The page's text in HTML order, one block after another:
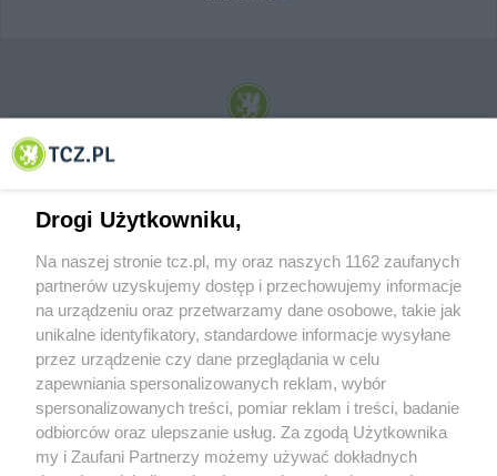
© 2001-2026 Tczew - TCZ.PL Sp. z o.o. Internetowy Serwis Informacyjny Miasta
O FIRMIE POLITYKA PRYWATNOŚCI HOSTING
REKLAMA WSPÓŁPRACA RSS FACEBOOK KONTAKT
Nasze serwisy
Drogi Użytkowniku,
Na naszej stronie tcz.pl, my oraz naszych 1162 zaufanych
partnerów uzyskujemy dostęp i przechowujemy informacje
na urządzeniu oraz przetwarzamy dane osobowe, takie jak
unikalne identyfikatory, standardowe informacje wysyłane
przez urządzenie czy dane przeglądania w celu
zapewniania spersonalizowanych reklam, wybór
spersonalizowanych treści, pomiar reklam i treści, badanie
odbiorców oraz ulepszanie usług. Za zgodą Użytkownika
my i Zaufani Partnerzy możemy używać dokładnych